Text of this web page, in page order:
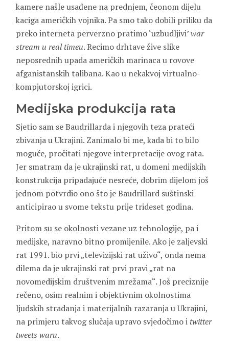
kamere našle usađene na prednjem, čeonom dijelu
kaciga američkih vojnika. Pa smo tako dobili priliku da
preko interneta perverzno pratimo ‘uzbudljivi’war
stream u real timeu. Recimo drhtave žive slike
neposrednih upada američkih marinaca u rovove
afganistanskih talibana. Kao u nekakvoj virtualno-
kompjutorskoj igrici.
Medijska produkcija rata
Sjetio sam se Baudrillarda i njegovih teza prateći
zbivanja u Ukrajini. Zanimalo bi me, kada bi to bilo
moguće, pročitati njegove interpretacije ovog rata.
Jer smatram da je ukrajinski rat, u domeni medijskih
konstrukcija pripadajuće nesreće, dobrim dijelom još
jednom potvrdio ono što je Baudrillard suštinski
anticipirao u svome tekstu prije trideset godina.
Pritom su se okolnosti vezane uz tehnologije, pa i
medijske, naravno bitno promijenile. Ako je zaljevski
rat 1991. bio prvi „televizijski rat uživo“, onda nema
dilema da je ukrajinski rat prvi pravi „rat na
novomedijskim društvenim mrežama“. Još preciznije
rečeno, osim realnim i objektivnim okolnostima
ljudskih stradanja i materijalnih razaranja u Ukrajini,
na primjeru takvog slučaja upravo svjedočimo i twitter
tweets waru.